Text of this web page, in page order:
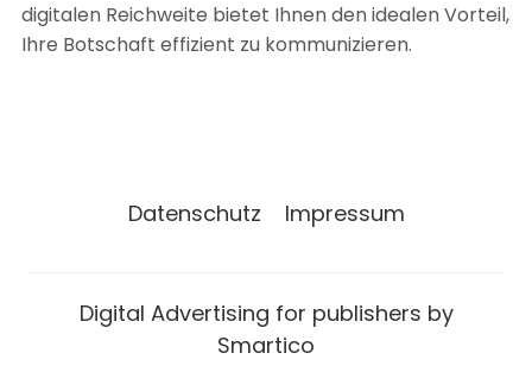
digitalen Reichweite bietet Ihnen den idealen Vorteil,
Ihre Botschaft effizient zu kommunizieren.
Datenschutz Impressum
Digital Advertising for publishers by
Smartico